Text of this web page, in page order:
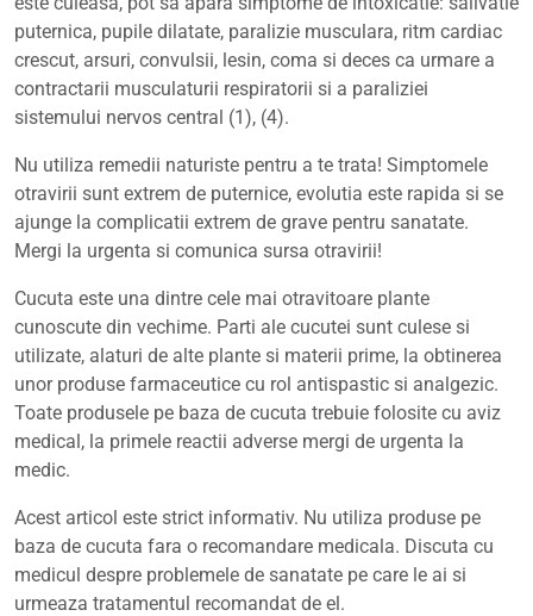
puternica, pupile dilatate, paralizie musculara, ritm cardiac
crescut, arsuri, convulsii, lesin, coma si deces ca urmare a
contractarii musculaturii respiratorii si a paraliziei
sistemului nervos central (1), (4).
Nu utiliza remedii naturiste pentru a te trata! Simptomele
otravirii sunt extrem de puternice, evolutia este rapida si se
ajunge la complicatii extrem de grave pentru sanatate.
Mergi la urgenta si comunica sursa otravirii!
Cucuta este una dintre cele mai otravitoare plante
cunoscute din vechime. Parti ale cucutei sunt culese si
utilizate, alaturi de alte plante si materii prime, la obtinerea
unor produse farmaceutice cu rol antispastic si analgezic.
Toate produsele pe baza de cucuta trebuie folosite cu aviz
medical, la primele reactii adverse mergi de urgenta la
medic.
Acest articol este strict informativ. Nu utiliza produse pe
baza de cucuta fara o recomandare medicala. Discuta cu
medicul despre problemele de sanatate pe care le ai si
urmeaza tratamentul recomandat de el.